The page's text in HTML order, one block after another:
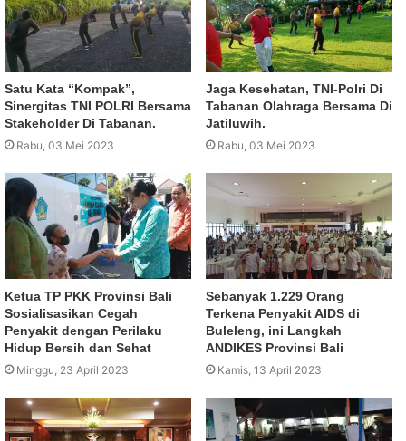
Satu Kata “Kompak”,
Sinergitas TNI POLRI Bersama
Stakeholder Di Tabanan.
Rabu, 03 Mei 2023
Jaga Kesehatan, TNI-Polri Di
Tabanan Olahraga Bersama Di
Jatiluwih.
Rabu, 03 Mei 2023
Ketua TP PKK Provinsi Bali
Sosialisasikan Cegah
Penyakit dengan Perilaku
Hidup Bersih dan Sehat
Minggu, 23 April 2023
Sebanyak 1.229 Orang
Terkena Penyakit AIDS di
Buleleng, ini Langkah
ANDIKES Provinsi Bali
Kamis, 13 April 2023